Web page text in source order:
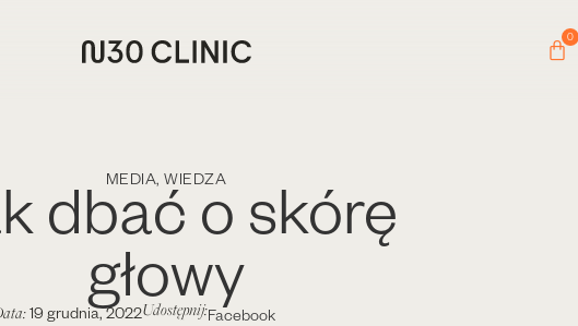
0
MEDIA,WIEDZA
dbać o skórę
głowy
19 grudnia, 2022Udostępnij:Facebook